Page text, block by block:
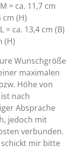
= ca. 11,7 cm
cm (H)
= ca. 13,4 cm (B)
(H)
Wunschgröße
maximalen
Höhe von
nach
Absprache
jedoch mit
verbunden.
mir bitte